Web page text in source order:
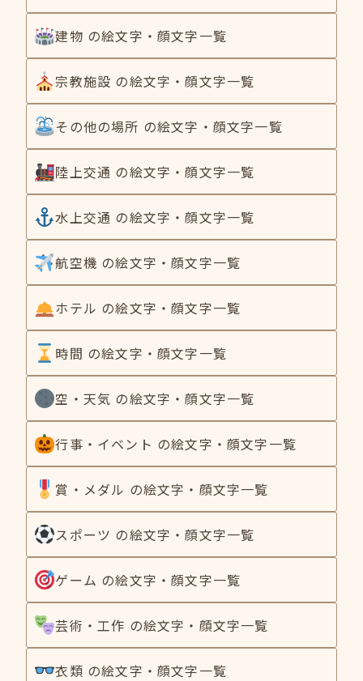
建物 の絵文字・顔文字一覧
宗教施設 の絵文字・顔文字一覧
その他の場所 の絵文字・顔文字一覧
陸上交通 の絵文字・顔文字一覧
水上交通 の絵文字・顔文字一覧
航空機 の絵文字・顔文字一覧
ホテル の絵文字・顔文字一覧
時間 の絵文字・顔文字一覧
空・天気 の絵文字・顔文字一覧
行事・イベント の絵文字・顔文字一覧
賞・メダル の絵文字・顔文字一覧
スポーツ の絵文字・顔文字一覧
ゲーム の絵文字・顔文字一覧
芸術・工作 の絵文字・顔文字一覧
衣類 の絵文字・顔文字一覧